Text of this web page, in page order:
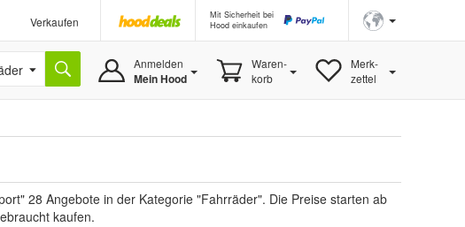
Verkaufen
Mit Sicherheit bei
Hood einkaufen
Anmelden
Mein Hood
Waren-
korb
Merk-
zettel
28 Angebote in der Kategorie "Fahrräder". Die Preise starten ab
kaufen.